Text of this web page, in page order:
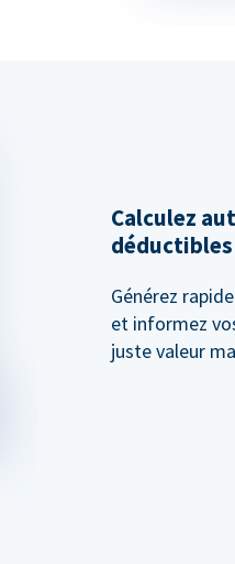
Calculez
Générez
et informez
juste valeur